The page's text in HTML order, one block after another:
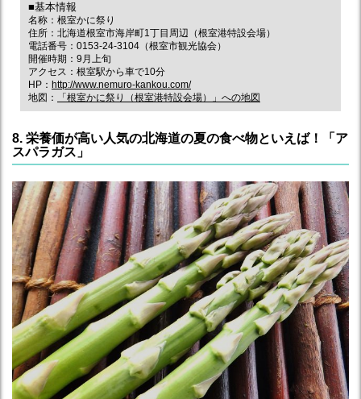
■基本情報
名称：根室かに祭り
住所：北海道根室市海岸町1丁目周辺（根室港特設会場）
電話番号：0153-24-3104（根室市観光協会）
開催時期：9月上旬
アクセス：根室駅から車で10分
HP： http://www.nemuro-kankou.com/
地図：
「根室かに祭り（根室港特設会場）」への地図
8. 栄養価が高い人気の北海道の夏の食べ物といえば！「ア
スパラガス」